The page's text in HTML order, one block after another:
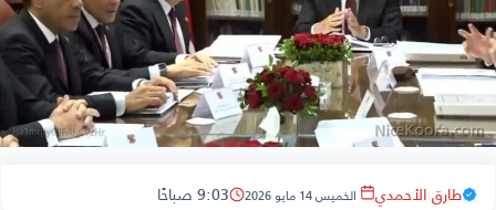
طارق الأحمدي الخميس 14 مايو 2026 9:03 صباحًا